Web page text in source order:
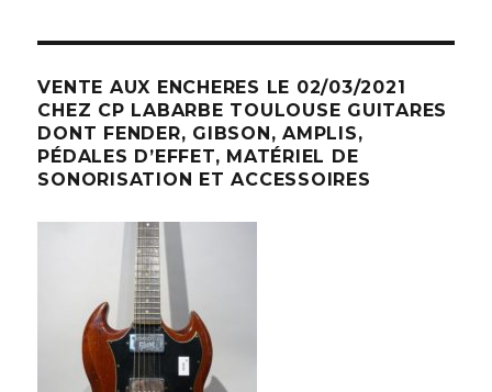
VENTE AUX ENCHERES LE 02/03/2021
CHEZ CP LABARBE TOULOUSE GUITARES
DONT FENDER, GIBSON, AMPLIS,
PÉDALES D’EFFET, MATÉRIEL DE
SONORISATION ET ACCESSOIRES